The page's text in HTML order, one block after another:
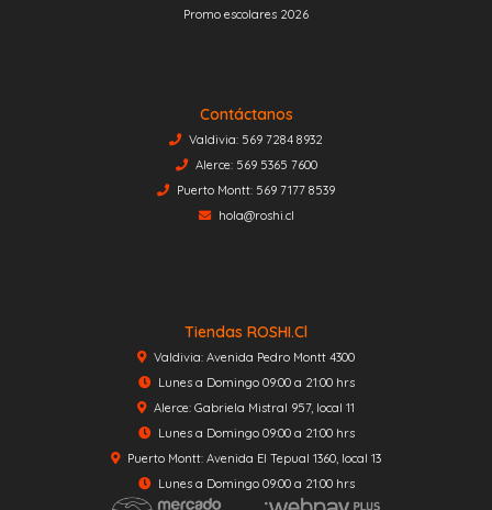
Promo escolares 2026
Contáctanos
Valdivia: 569 7284 8932
Alerce: 569 5365 7600
Puerto Montt: 569 7177 8539
hola@roshi.cl
Tiendas ROSHI.cl
Valdivia: Avenida Pedro Montt 4300
Lunes a Domingo 09:00 a 21:00 hrs
Alerce: Gabriela Mistral 957, local 11
Lunes a Domingo 09:00 a 21:00 hrs
Puerto Montt: Avenida El Tepual 1360, local 13
Lunes a Domingo 09:00 a 21:00 hrs